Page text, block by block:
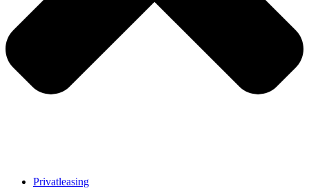
Privatleasing